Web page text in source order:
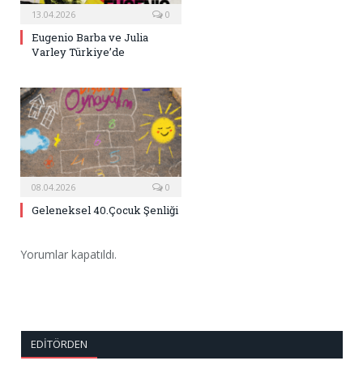
13.04.2026 0
Eugenio Barba ve Julia
Varley Türkiye’de
08.04.2026 0
Geleneksel 40.Çocuk Şenliği
Yorumlar kapatıldı.
EDITÖRDEN